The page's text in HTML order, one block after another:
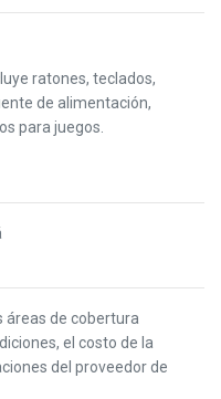
ratones, teclados,
de alimentación,
para juegos.
áreas de cobertura
el costo de la
del proveedor de